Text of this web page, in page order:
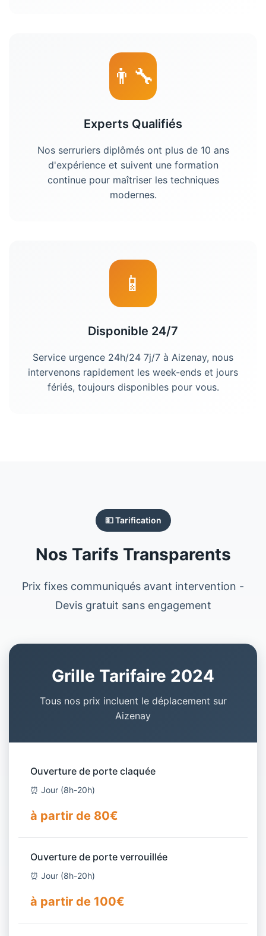
👨‍🔧
Experts Qualifiés
Nos serruriers diplômés ont plus de 10 ans
d'expérience et suivent une formation
continue pour maîtriser les techniques
modernes.
📱
Disponible 24/7
Service urgence 24h/24 7j/7 à Aizenay, nous
intervenons rapidement les week-ends et jours
fériés, toujours disponibles pour vous.
💵 Tarification
Nos Tarifs Transparents
Prix fixes communiqués avant intervention -
Devis gratuit sans engagement
Grille Tarifaire 2024
Tous nos prix incluent le déplacement sur
Aizenay
Ouverture de porte claquée
⏰ Jour (8h-20h)
à partir de 80€
Ouverture de porte verrouillée
⏰ Jour (8h-20h)
à partir de 100€